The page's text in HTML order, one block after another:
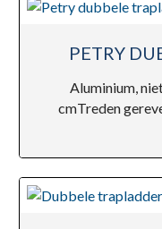
PETRY
Aluminium,
cmTreden